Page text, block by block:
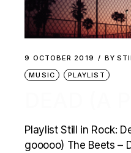
9 OCTOBER 2019 BY
MUSIC
PLAYLIST
Playlist Still in Rock:
gooooo) The Beets –